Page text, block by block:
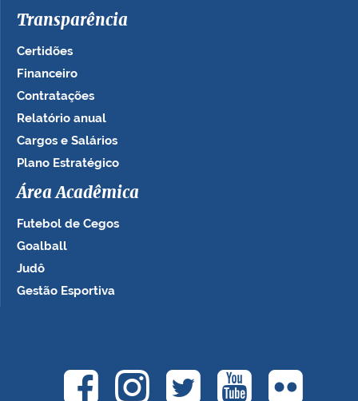
Transparência
Certidões
Financeiro
Contratações
Relatório anual
Cargos e Salários
Plano Estratégico
Área Acadêmica
Futebol de Cegos
Goalball
Judô
Gestão Esportiva